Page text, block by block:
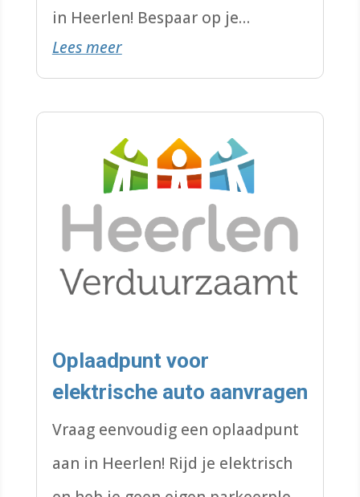
in Heerlen! Bespaar op je
energierekening en maak je
woning duurzamer.
Lees meer
Oplaadpunt voor
elektrische auto aanvragen
Vraag eenvoudig een oplaadpunt
aan in Heerlen! Rijd je elektrisch